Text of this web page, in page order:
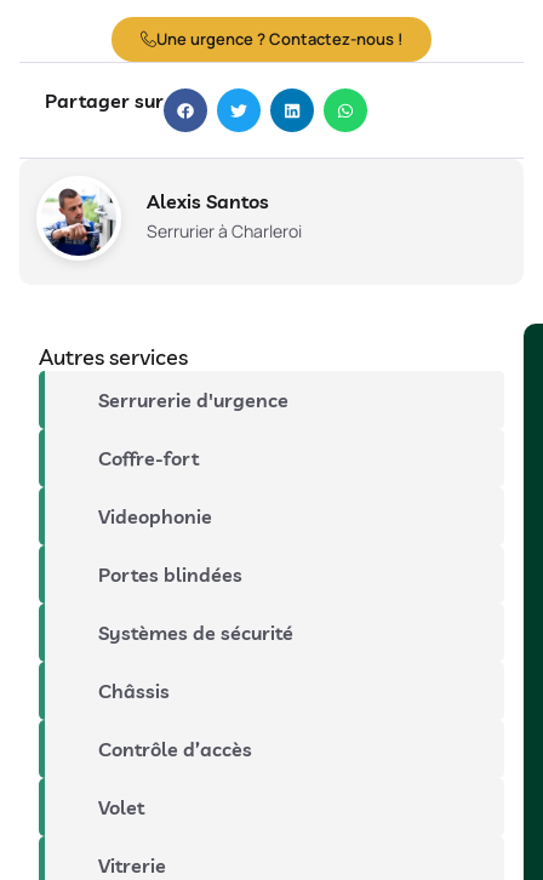
Une urgence ? Contactez-nous !
Partager sur
Alexis Santos
Serrurier à Charleroi
Autres services
Serrurerie d'urgence
Coffre-fort
Videophonie
Portes blindées
Systèmes de sécurité
Châssis
Contrôle d’accès
Volet
Vitrerie